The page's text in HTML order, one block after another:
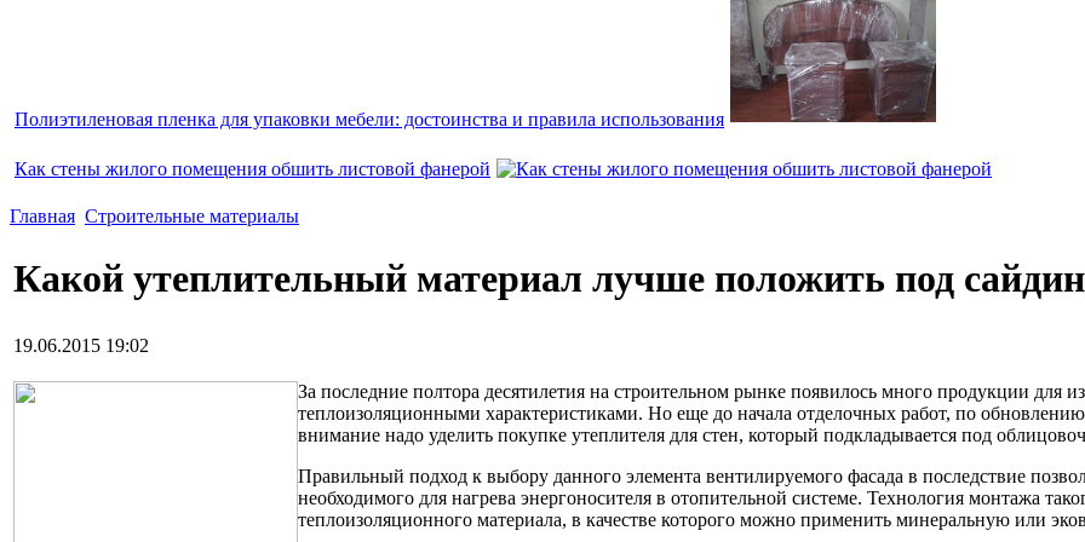
Полиэтиленовая пленка для упаковки мебели: достоинства и правила использования
Как стены жилого помещения обшить листовой фанерой
Главная Строительные материалы
Какой утеплительный материал лучше положить под
19.06.2015 19:02
За последние полтора десятилетия на строительном рынке появилось много продукции для
теплоизоляционными характеристиками. Но еще до начала отделочных работ, по
внимание надо уделить покупке утеплителя для стен, который подкладывается под
Правильный подход к выбору данного элемента вентилируемого фасада в последствие
необходимого для нагрева энергоносителя в отопительной системе. Технология монтажа
теплоизоляционного материала, в качестве которого можно применить минеральную или